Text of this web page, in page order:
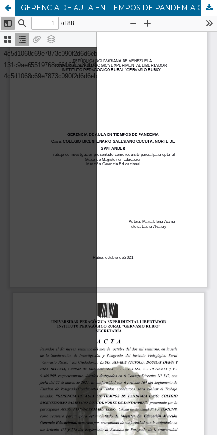
GERENCIA DE AULA EN TIEMPOS DE PANDEMIA Caso: COLEGIO BICENTENARIO SALESIANO CÚCUTA, NORTE DE SANTANDER